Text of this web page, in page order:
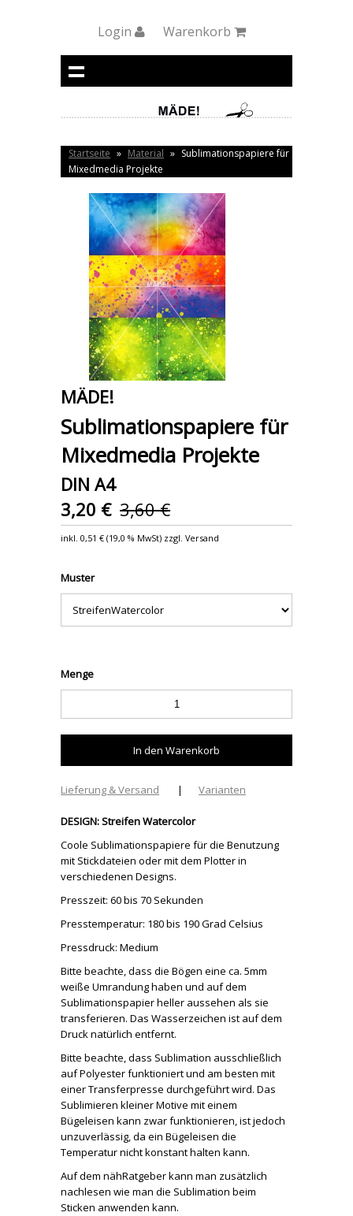
Login Warenkorb
Startseite » Material » Sublimationspapiere für
Mixedmedia Projekte
MÄDE!
Sublimationspapiere für
Mixedmedia Projekte
DIN A4
3,20 € 3,60 €
inkl.0,51 € (19,0 % MwSt) zzgl. Versand
Muster
Menge
Lieferung & Versand | Varianten
DESIGN: Streifen Watercolor
Coole Sublimationspapiere für die Benutzung
mit Stickdateien oder mit dem Plotter in
verschiedenen Designs.
Presszeit: 60 bis 70 Sekunden
Presstemperatur: 180 bis 190 Grad Celsius
Pressdruck: Medium
Bitte beachte, dass die Bögen eine ca. 5mm
weiße Umrandung haben und auf dem
Sublimationspapier heller aussehen als sie
transferieren. Das Wasserzeichen ist auf dem
Druck natürlich entfernt.
Bitte beachte, dass Sublimation ausschließlich
auf Polyester funktioniert und am besten mit
einer Transferpresse durchgeführt wird. Das
Sublimieren kleiner Motive mit einem
Bügeleisen kann zwar funktionieren, ist jedoch
unzuverlässig, da ein Bügeleisen die
Temperatur nicht konstant halten kann.
Auf dem nähRatgeber kann man zusätzlich
nachlesen wie man die Sublimation beim
Sticken anwenden kann.